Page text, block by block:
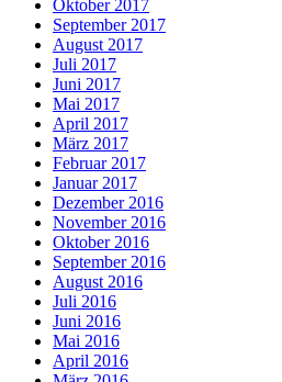
Oktober 2017
September 2017
August 2017
Juli 2017
Juni 2017
Mai 2017
April 2017
März 2017
Februar 2017
Januar 2017
Dezember 2016
November 2016
Oktober 2016
September 2016
August 2016
Juli 2016
Juni 2016
Mai 2016
April 2016